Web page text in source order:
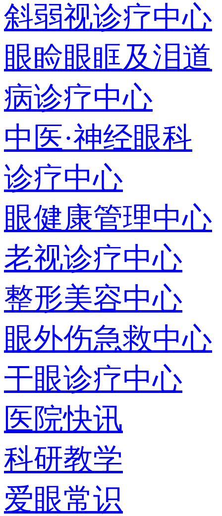
斜弱视诊疗中心
眼睑眼眶及泪道
病诊疗中心
中医·神经眼科
诊疗中心
眼健康管理中心
老视诊疗中心
整形美容中心
眼外伤急救中心
干眼诊疗中心
医院快讯
科研教学
爱眼常识